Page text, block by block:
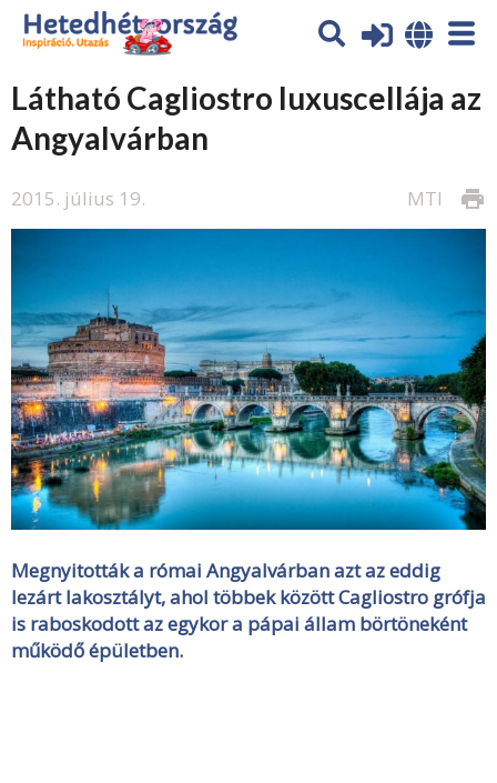
Látható Cagliostro luxuscellája az
Angyalvárban
2015. július 19. print
MTI
Megnyitották a római Angyalvárban azt az eddig
lezárt lakosztályt, ahol többek között Cagliostro grófja
is raboskodott az egykor a pápai állam börtöneként
működő épületben.